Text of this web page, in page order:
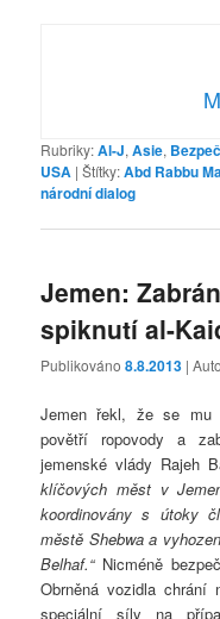
Rubriky:Al-J,Asie,
USA |Štítky:Abd Rabbu
národní dialog
Jemen:
spiknutí al-
Publikováno8.8.2013 |
Jemen řekl, že se mu
povětří ropovody a
jemenské vlády Rajeh
klíčových měst v
koordinovány s útoky
městě Shebwa a
Belhaf.“ Nicméně
Obrněná vozidla chrání
speciální síly na